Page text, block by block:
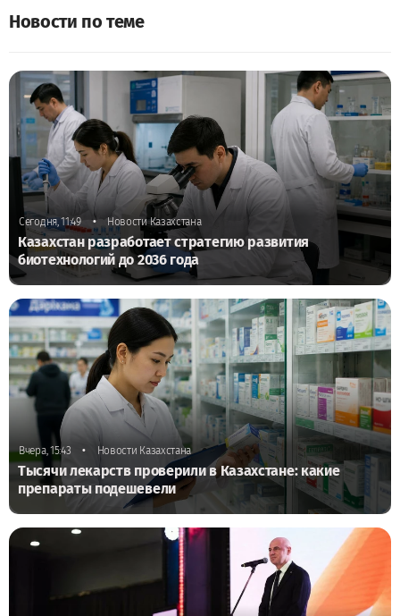
Новости по теме
Сегодня, 11:49 • Новости Казахстана
Казахстан разработает стратегию развития
биотехнологий до 2036 года
Вчера, 15:43 • Новости Казахстана
Тысячи лекарств проверили в Казахстане: какие
препараты подешевели